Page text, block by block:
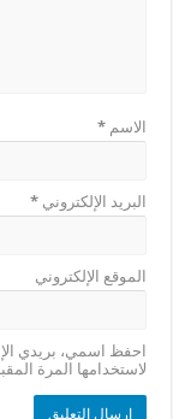
الاسم*
البريد الإلكتروني*
الموقع الإلكتروني
احفظ اسمي، بريدي
لاستخدامها المرة